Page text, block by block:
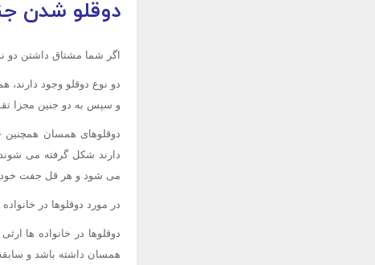
دوقلو شدن
اگر شما مشتاق داشتن دو
دو نوع دوقلو وجود
و سپس به دو جنین مجزا
دوقلوهای همسان همچنین
دارند شکل گرفته می
می شود و هر قل جفت
در مورد دوقلوها در
دوقلوها در خانواده ها
همسان داشته باشد و